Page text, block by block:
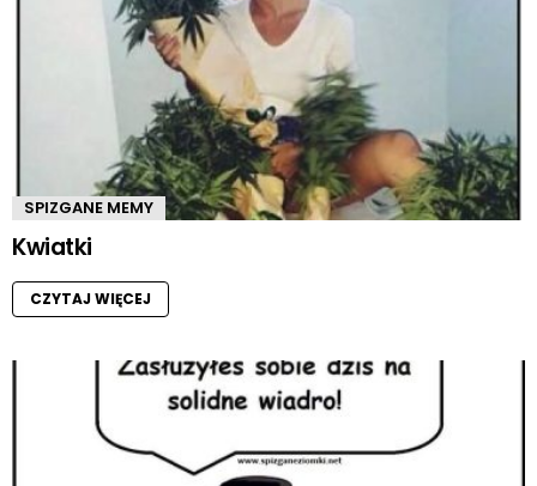
SPIZGANE MEMY
Kwiatki
CZYTAJ WIĘCEJ